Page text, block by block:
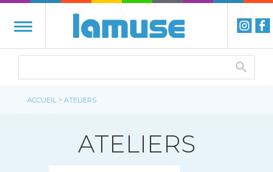
ACCUEIL > ATELIERS
ATELIERS